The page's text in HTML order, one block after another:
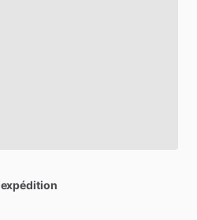
expédition